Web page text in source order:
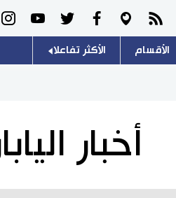
الأقسام
تجارب وآراء
سياسة
الأكثر تفاعلا
هو وهي
المطبخ الياباني
أخبار